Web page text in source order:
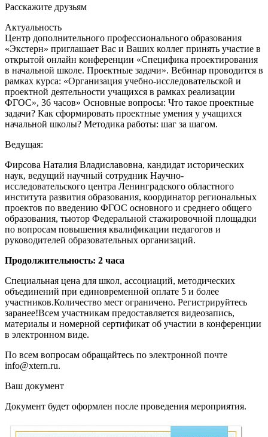
Расскажите друзьям
Актуальность
Центр дополнительного профессионального образования
«Экстерн» приглашает Вас и Ваших коллег принять участие в
открытой онлайн конференции «Специфика проектирования
в начальной школе. Проектные задачи». Вебинар проводится в
рамках курса: «Организация учебно-исследовательской и
проектной деятельности учащихся в рамках реализации
ФГОС», 36 часов» Основные вопросы: Что такое проектные
задачи? Как сформировать проектные умения у учащихся
начальной школы? Методика работы: шаг за шагом.
Ведущая:
Фирсова Наталия Владиславовна, кандидат исторических
наук, ведущий научный сотрудник Научно-
исследовательского центра Ленинградского областного
института развития образования, координатор региональных
проектов по введению ФГОС основного и среднего общего
образования, тьютор Федеральной стажировочной площадки
по вопросам повышения квалификации педагогов и
руководителей образовательных организаций.
Продолжительность: 2 часа
Специальная цена для школ, ассоциаций, методических
объединений при единовременной оплате 5 и более
участников.Количество мест ограничено. Регистрируйтесь
заранее!Всем участникам предоставляется видеозапись,
материалы и номерной сертификат об участии в конференции
в электронном виде.
По всем вопросам обращайтесь по электронной почте
info@xtern.ru.
Ваш документ
Документ будет оформлен после проведения мероприятия.